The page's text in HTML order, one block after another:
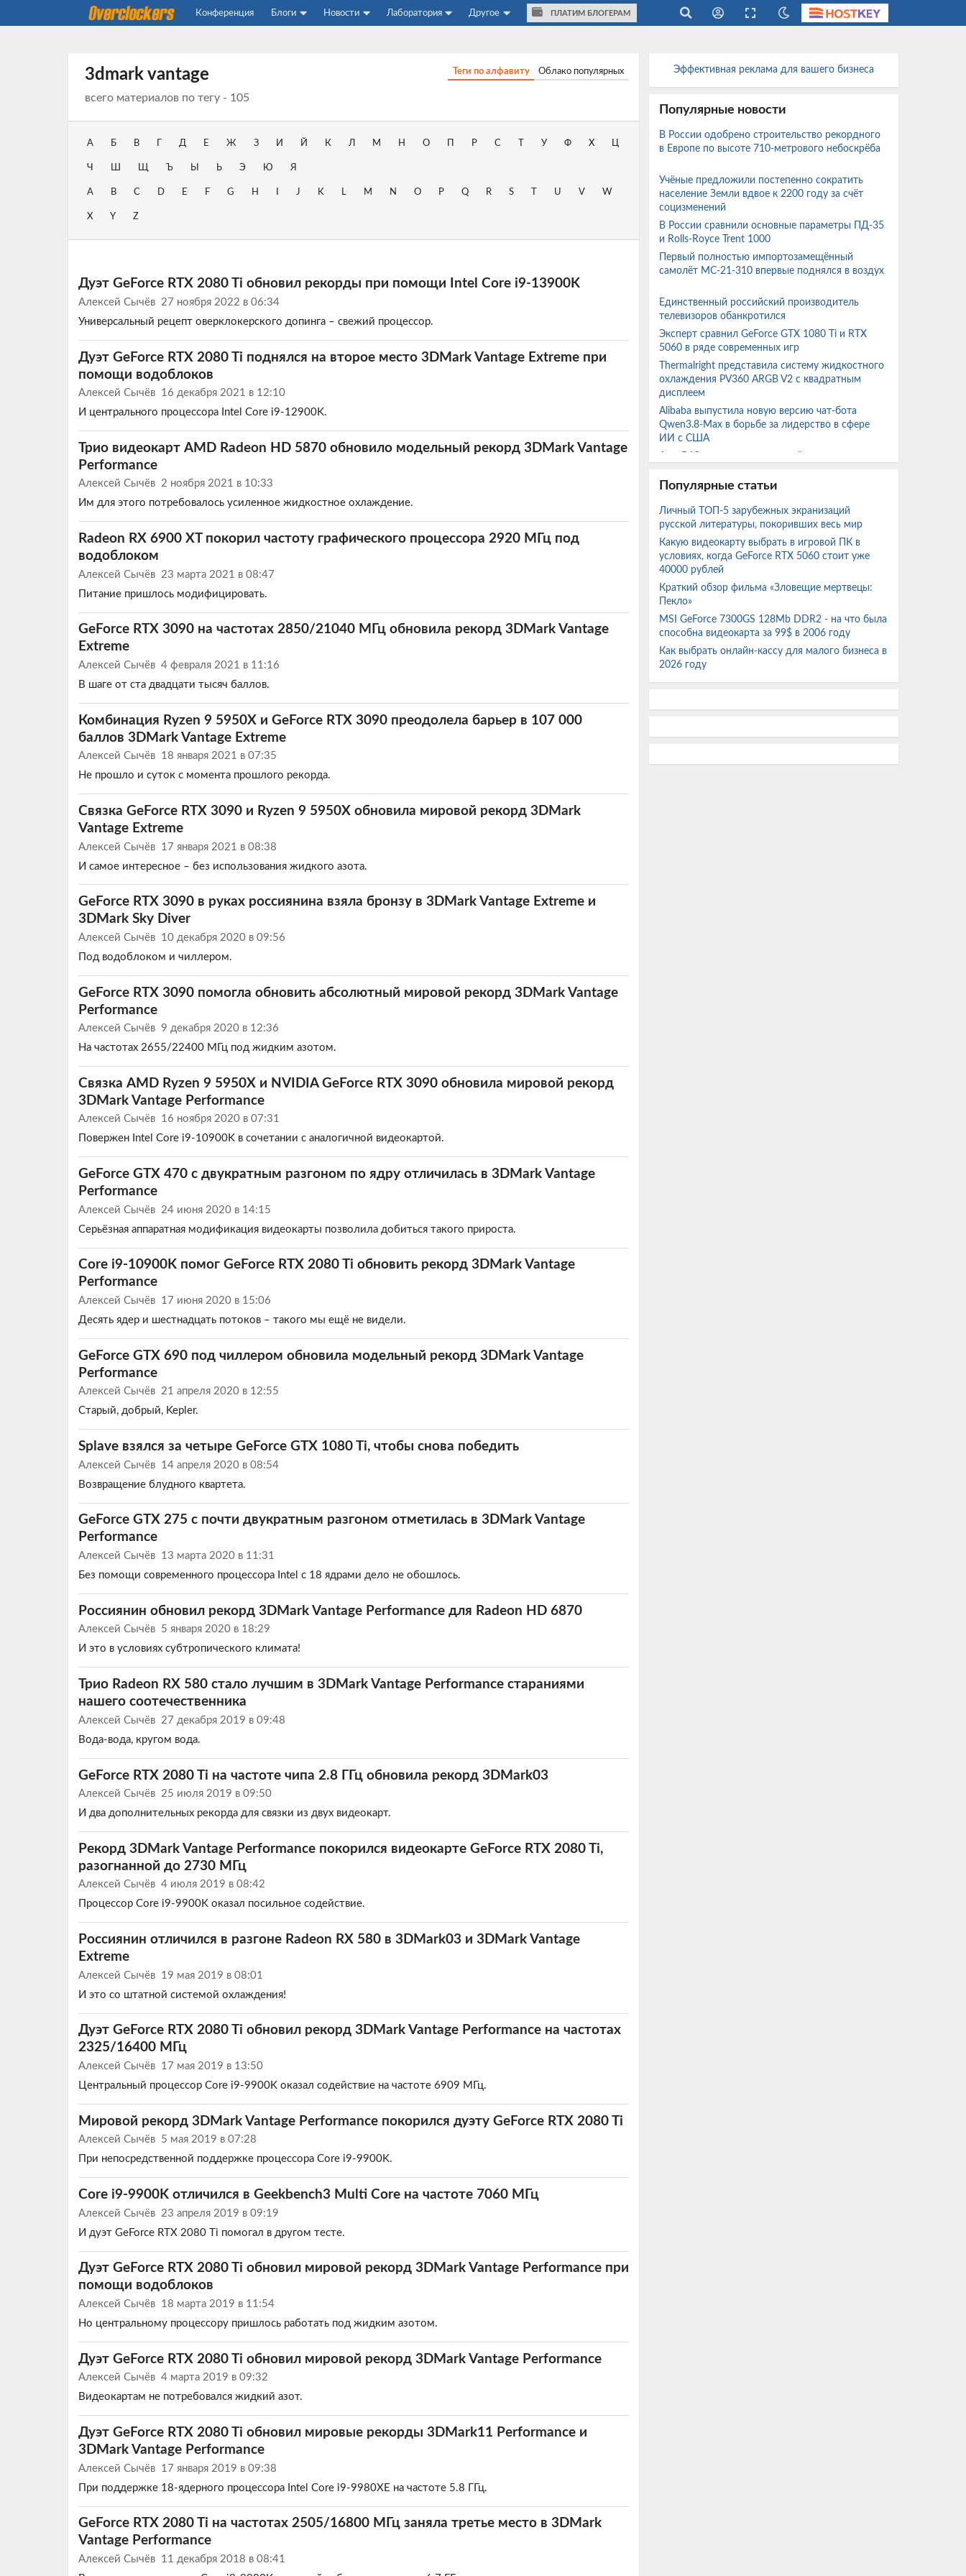
Конференция Блоги Новости Лаборатория Другое ПЛАТИМ БЛОГЕРАМ
3dmark vantage
всего материалов по тегу - 105
Теги по алфавиту Облако популярных
А Б В Д Е Ж З И Й К Л М Н О Р С У Ф Х Ц
Ч Ш Щ Ъ Ы Ь Э Ю Я
A B C D E F G H J K L M N O P Q R S U V W
X Y Z
Дуэт GeForce RTX 2080 Ti обновил рекорды при помощи Intel Core i9-13900K
Алексей Сычёв 27 ноября 2022 в 06:34
Универсальный рецепт оверклокерского допинга – свежий процессор.
Дуэт GeForce RTX 2080 Ti поднялся на второе место 3DMark Vantage Extreme при
помощи водоблоков
Алексей Сычёв 16 декабря 2021 в 12:10
И центрального процессора Intel Core i9-12900K.
Трио видеокарт AMD Radeon HD 5870 обновило модельный рекорд 3DMark Vantage
Performance
Алексей Сычёв 2 ноября 2021 в 10:33
Им для этого потребовалось усиленное жидкостное охлаждение.
Radeon RX 6900 XT покорил частоту графического процессора 2920 МГц под
водоблоком
Алексей Сычёв 23 марта 2021 в 08:47
Питание пришлось модифицировать.
GeForce RTX 3090 на частотах 2850/21040 МГц обновила рекорд 3DMark Vantage
Extreme
Алексей Сычёв 4 февраля 2021 в 11:16
В шаге от ста двадцати тысяч баллов.
Комбинация Ryzen 9 5950X и GeForce RTX 3090 преодолела барьер в 107 000
баллов 3DMark Vantage Extreme
Алексей Сычёв 18 января 2021 в 07:35
Не прошло и суток с момента прошлого рекорда.
Связка GeForce RTX 3090 и Ryzen 9 5950X обновила мировой рекорд 3DMark
Vantage Extreme
Алексей Сычёв 17 января 2021 в 08:38
И самое интересное – без использования жидкого азота.
GeForce RTX 3090 в руках россиянина взяла бронзу в 3DMark Vantage Extreme и
3DMark Sky Diver
Алексей Сычёв 10 декабря 2020 в 09:56
Под водоблоком и чиллером.
GeForce RTX 3090 помогла обновить абсолютный мировой рекорд 3DMark Vantage
Performance
Алексей Сычёв 9 декабря 2020 в 12:36
На частотах 2655/22400 МГц под жидким азотом.
Связка AMD Ryzen 9 5950X и NVIDIA GeForce RTX 3090 обновила мировой рекорд
3DMark Vantage Performance
Алексей Сычёв 16 ноября 2020 в 07:31
Повержен Intel Core i9-10900K в сочетании с аналогичной видеокартой.
GeForce GTX 470 с двукратным разгоном по ядру отличилась в 3DMark Vantage
Performance
Алексей Сычёв 24 июня 2020 в 14:15
Серьёзная аппаратная модификация видеокарты позволила добиться такого прироста.
Core i9-10900K помог GeForce RTX 2080 Ti обновить рекорд 3DMark Vantage
Performance
Алексей Сычёв 17 июня 2020 в 15:06
Десять ядер и шестнадцать потоков – такого мы ещё не видели.
GeForce GTX 690 под чиллером обновила модельный рекорд 3DMark Vantage
Performance
Алексей Сычёв 21 апреля 2020 в 12:55
Старый, добрый, Kepler.
Splave взялся за четыре GeForce GTX 1080 Ti, чтобы снова победить
Алексей Сычёв 14 апреля 2020 в 08:54
Возвращение блудного квартета.
GeForce GTX 275 с почти двукратным разгоном отметилась в 3DMark Vantage
Performance
Алексей Сычёв 13 марта 2020 в 11:31
Без помощи современного процессора Intel с 18 ядрами дело не обошлось.
Россиянин обновил рекорд 3DMark Vantage Performance для Radeon HD 6870
Алексей Сычёв 5 января 2020 в 18:29
И это в условиях субтропического климата!
Трио Radeon RX 580 стало лучшим в 3DMark Vantage Performance стараниями
нашего соотечественника
Алексей Сычёв 27 декабря 2019 в 09:48
Вода-вода, кругом вода.
GeForce RTX 2080 Ti на частоте чипа 2.8 ГГц обновила рекорд 3DMark03
Алексей Сычёв 25 июля 2019 в 09:50
И два дополнительных рекорда для связки из двух видеокарт.
Рекорд 3DMark Vantage Performance покорился видеокарте GeForce RTX 2080 Ti,
разогнанной до 2730 МГц
Алексей Сычёв 4 июля 2019 в 08:42
Процессор Core i9-9900K оказал посильное содействие.
Россиянин отличился в разгоне Radeon RX 580 в 3DMark03 и 3DMark Vantage
Extreme
Алексей Сычёв 19 мая 2019 в 08:01
И это со штатной системой охлаждения!
Дуэт GeForce RTX 2080 Ti обновил рекорд 3DMark Vantage Performance на частотах
2325/16400 МГц
Алексей Сычёв 17 мая 2019 в 13:50
Центральный процессор Core i9-9900K оказал содействие на частоте 6909 МГц.
Мировой рекорд 3DMark Vantage Performance покорился дуэту GeForce RTX 2080 Ti
Алексей Сычёв 5 мая 2019 в 07:28
При непосредственной поддержке процессора Core i9-9900K.
Core i9-9900K отличился в Geekbench3 Multi Core на частоте 7060 МГц
Алексей Сычёв 23 апреля 2019 в 09:19
И дуэт GeForce RTX 2080 Ti помогал в другом тесте.
Дуэт GeForce RTX 2080 Ti обновил мировой рекорд 3DMark Vantage Performance при
помощи водоблоков
Алексей Сычёв 18 марта 2019 в 11:54
Но центральному процессору пришлось работать под жидким азотом.
Дуэт GeForce RTX 2080 Ti обновил мировой рекорд 3DMark Vantage Performance
Алексей Сычёв 4 марта 2019 в 09:32
Видеокартам не потребовался жидкий азот.
Дуэт GeForce RTX 2080 Ti обновил мировые рекорды 3DMark11 Performance и
3DMark Vantage Performance
Алексей Сычёв 17 января 2019 в 09:38
При поддержке 18-ядерного процессора Intel Core i9-9980XE на частоте 5.8 ГГц.
GeForce RTX 2080 Ti на частотах 2505/16800 МГц заняла третье место в 3DMark
Vantage Performance
Алексей Сычёв 11 декабря 2018 в 08:41
Эффективная реклама для вашего бизнеса
Популярные новости
В России одобрено строительство рекордного
в Европе по высоте 710-метрового небоскрёба
Учёные предложили постепенно сократить
население Земли вдвое к 2200 году за счёт
социзменений
В России сравнили основные параметры ПД-35
и Rolls-Royce Trent 1000
Первый полностью импортозамещённый
самолёт МС-21-310 впервые поднялся в воздух
Единственный российский производитель
телевизоров обанкротился
Эксперт сравнил GeForce GTX 1080 Ti и RTX
5060 в ряде современных игр
Thermalright представила систему жидкостного
охлаждения PV360 ARGB V2 с квадратным
дисплеем
Alibaba выпустила новую версию чат-бота
Qwen3.8-Max в борьбе за лидерство в сфере
ИИ с США
Программа портирования игр Xbox 360 на
планы Microsoft
собственную программу пятого поколения
Археологи обнаружили в Италии бронзовые
В США доля Linux на рынке ОС внезапно
Истребитель X-62A выполнил 27 автономных
датчиков
двигателями UltraFan новый сверхбольшой
Популярные статьи
Личный ТОП-5 зарубежных экранизаций
русской литературы, покоривших весь мир
Какую видеокарту выбрать в игровой ПК в
условиях, когда GeForce RTX 5060 стоит уже
40000 рублей
Краткий обзор фильма «Зловещие мертвецы:
Пекло»
MSI GeForce 7300GS 128Mb DDR2 - на что была
способна видеокарта за 99$ в 2006 году
Как выбрать онлайн-кассу для малого бизнеса в
2026 году